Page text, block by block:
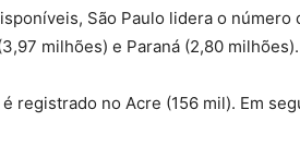
São Paulo lidera o número
milhões) e Paraná (2,80 milhões).
registrado no Acre (156 mil). Em